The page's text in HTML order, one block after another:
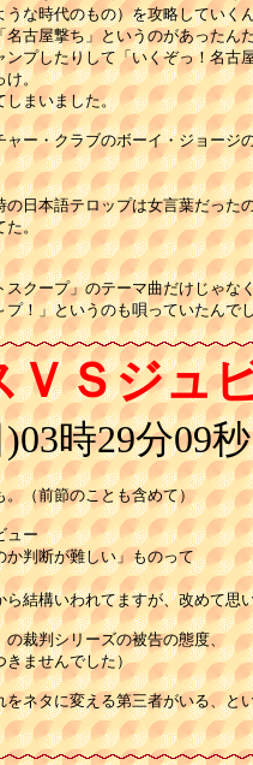
な時代のもの）を攻略していく
古屋撃ち」というのがあったん
プしたりして「いくぞっ！名古
。
しまいました。
ャー・クラブのボーイ・ジョージ
日本語テロップは女言葉だった
。
スクープ」のテーマ曲だけじゃな
プ！」というのも唄っていたんで
ＶＳジュ
時29分09秒
。（前節のことも含めて）
ュー
か判断が難しい」ものって
結構いわれてますが、改めて思
裁判シリーズの被告の態度、
ませんでした）
ネタに変える第三者がいる、と